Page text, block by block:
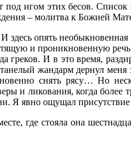
под игом этих бесов.
– молитва к Божией
опять
и проникновенную
греков. И в это время,
жандарм дернул
снять рясу… Но
и ликования, когда
Я явно ощущал
где стояла она